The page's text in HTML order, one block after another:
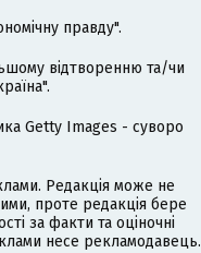
правду".
відтворенню та/чи
Getty Images - суворо
Редакція може не
проте редакція бере
за факти та оціночні
несе рекламодавець.